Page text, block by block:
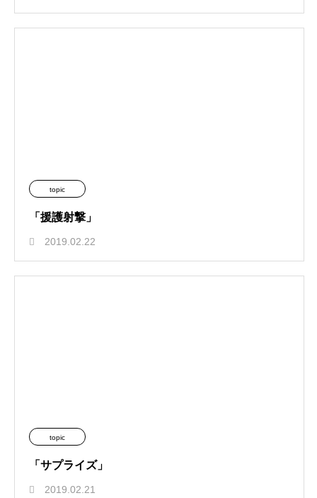
topic
「援護射撃」
2019.02.22
topic
「サプライズ」
2019.02.21